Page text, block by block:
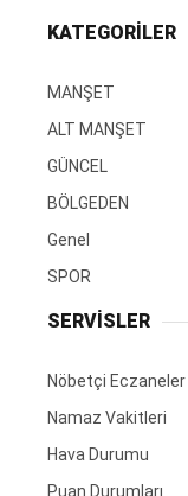
KATEGORİLER
MANŞET
ALT MANŞET
GÜNCEL
BÖLGEDEN
Genel
SPOR
SERVİSLER
Nöbetçi Eczaneler
Namaz Vakitleri
Hava Durumu
Puan Durumları